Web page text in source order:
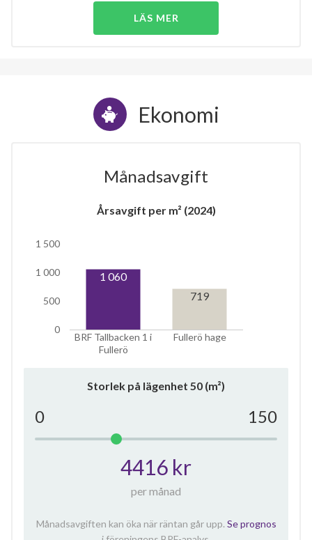
LÄS MER
Ekonomi
Månadsavgift
Årsavgift per m² (2024)
BRF Tallbacken 1 i
Fullerö
Fullerö hage
0
500
1 000
1 500
1 060
719
Storlek på lägenhet 50 (m²)
0 150
4416 kr
per månad
Månadsavgiften kan öka när räntan går upp. Se prognos